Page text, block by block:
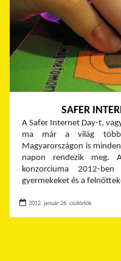
SAFER
A Safer Internet Day-t,
ma már a világ több
Magyarországon is
napon rendezik meg.
konzorciuma 2012-
gyermekeket és a
2012. január 26. csütörtök